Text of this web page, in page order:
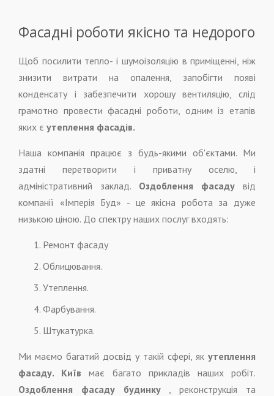
Фасадні роботи якісно та недорого
Щоб посилити тепло- і шумоізоляцію в приміщенні, ніж
знизити витрати на опалення, запобігти появі
конденсату і забезпечити хорошу вентиляцію, слід
грамотно провести фасадні роботи, одним із етапів
яких є утеплення фасадів.
Наша компанія працює з будь-якими об'єктами. Ми
здатні перетворити і приватну оселю, і
адміністративний заклад. Оздоблення фасаду від
компанії «Імперія Буд» - це якісна робота за дуже
низькою ціною. До спектру наших послуг входять:
Ремонт фасаду
Облицювання.
Утеплення.
Фарбування.
Штукатурка.
Ми маємо багатий досвід у такій сфері, як утеплення
фасаду. Київ має багато прикладів наших робіт.
Оздоблення фасаду будинку, реконструкція та